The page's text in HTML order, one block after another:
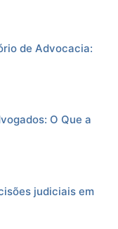
de Advocacia:
O Que a
judiciais em